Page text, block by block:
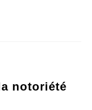
notoriété